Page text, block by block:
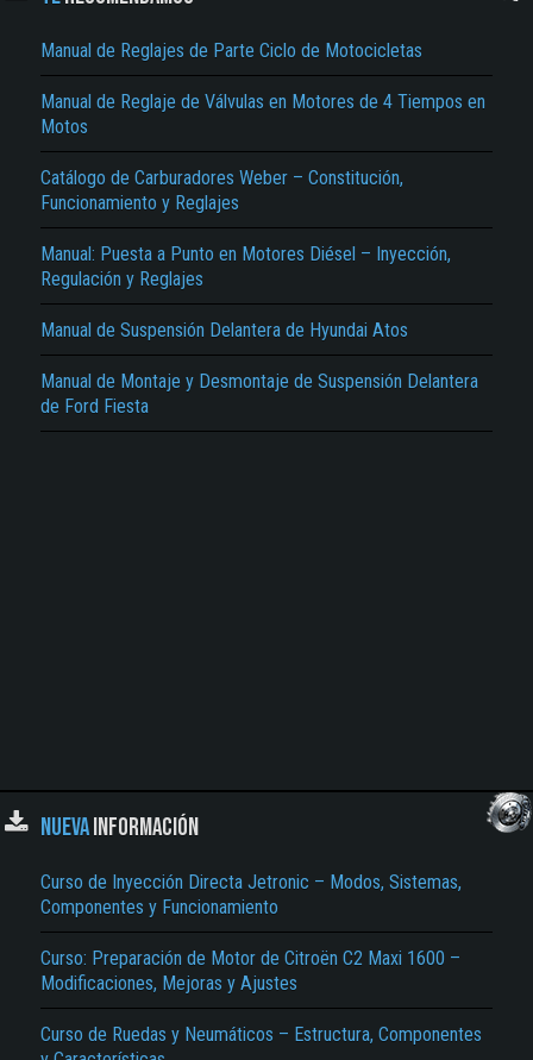
Manual de Reglajes de Parte Ciclo de Motocicletas
Manual de Reglaje de Válvulas en Motores de 4 Tiempos en
Motos
Catálogo de Carburadores Weber – Constitución,
Funcionamiento y Reglajes
Manual: Puesta a Punto en Motores Diésel – Inyección,
Regulación y Reglajes
Manual de Suspensión Delantera de Hyundai Atos
Manual de Montaje y Desmontaje de Suspensión Delantera
de Ford Fiesta
NUEVAINFORMACIÓN
Curso de Inyección Directa Jetronic – Modos, Sistemas,
Componentes y Funcionamiento
Curso: Preparación de Motor de Citroën C2 Maxi 1600 –
Modificaciones, Mejoras y Ajustes
Curso de Ruedas y Neumáticos – Estructura, Componentes
El Título es incorrecto según el contenido.
Texto o Imagen de portada son erróneos.
No carga o no se visualiza el contenido.
Reportar otro tipo de error...